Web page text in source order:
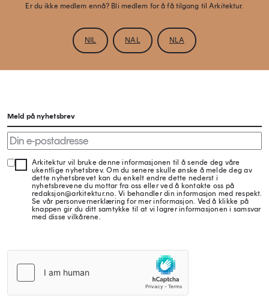
Er du ikke medlem ennå? Bli medlem for å få tilgang til Arkitektur.
NIL NAL NLA
Meld på nyhetsbrev
Arkitektur vil bruke denne informasjonen til å sende deg våre
ukentlige nyhetsbrev. Om du senere skulle ønske å melde deg av
dette nyhetsbrevet kan du enkelt endre dette nederst i
nyhetsbrevene du mottar fra oss eller ved å kontakte oss på
redaksjon@arkitektur.no. Vi behandler din informasjon med respekt.
Se vår personvernerklæring for mer informasjon. Ved å klikke på
knappen gir du ditt samtykke til at vi lagrer informasjonen i samsvar
med disse vilkårene.